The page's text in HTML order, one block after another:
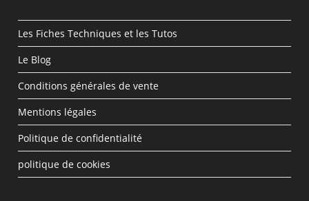
Les Fiches Techniques et les Tutos
Le Blog
Conditions générales de vente
Mentions légales
Politique de confidentialité
politique de cookies